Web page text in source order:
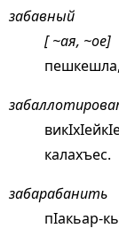
забавный
[ ~ая, ~ое]
калахъес.
забарабанить
пIакьар-